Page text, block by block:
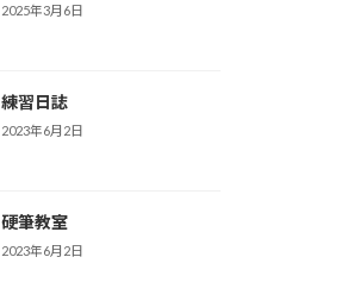
2025年3月6日
練習日誌
2023年6月2日
硬筆教室
2023年6月2日